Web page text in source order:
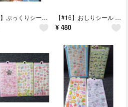
【#18】ぷっくりシール 3D立体シール ステッカー 6枚セット ペンギン パン 【#16】おしりシール ぷにぷにシール ステッカー 4枚セット うさぎ
¥ 480